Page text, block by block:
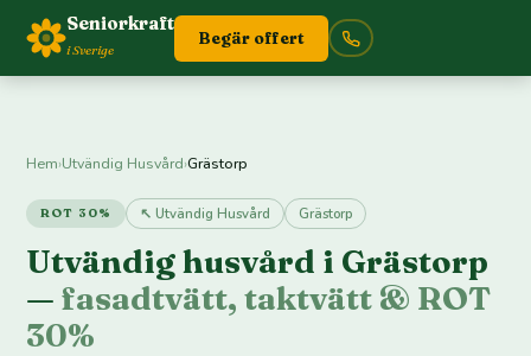
Seniorkraft
i Sverige
Begär offert
Hem›Utvändig Husvård›Grästorp
ROT 30% ↖ Utvändig Husvård Grästorp
Utvändig husvård i Grästorp
—fasadtvätt, taktvätt & ROT
30%